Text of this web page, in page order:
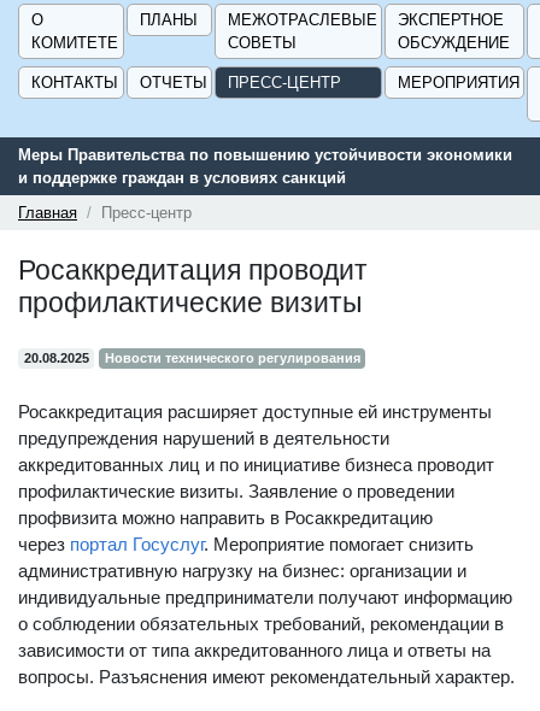
О
КОМИТЕТЕ
ПЛАНЫ
МЕЖОТРАСЛЕВЫЕ
СОВЕТЫ
ЭКСПЕРТНОЕ
ОБСУЖДЕНИЕ
КОНТАКТЫ ОТЧЕТЫ ПРЕСС-ЦЕНТР МЕРОПРИЯТИЯ
Меры Правительства по повышению устойчивости экономики
и поддержке граждан в условиях санкций
Главная Пресс-центр
Росаккредитация проводит
профилактические визиты
20.08.2025 Новости технического регулирования
Росаккредитация расширяет доступные ей инструменты
предупреждения нарушений в деятельности
аккредитованных лиц и по инициативе бизнеса проводит
профилактические визиты. Заявление о проведении
профвизита можно направить в Росаккредитацию
через портал Госуслуг. Мероприятие помогает снизить
административную нагрузку на бизнес: организации и
индивидуальные предприниматели получают информацию
о соблюдении обязательных требований, рекомендации в
зависимости от типа аккредитованного лица и ответы на
вопросы. Разъяснения имеют рекомендательный характер.